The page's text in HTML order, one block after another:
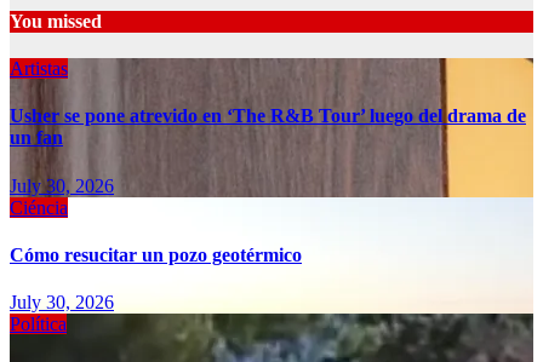
You missed
Artistas
Usher se pone atrevido en ‘The R&B Tour’ luego del drama de
un fan
July 30, 2026
Ciéncia
Cómo resucitar un pozo geotérmico
July 30, 2026
Política